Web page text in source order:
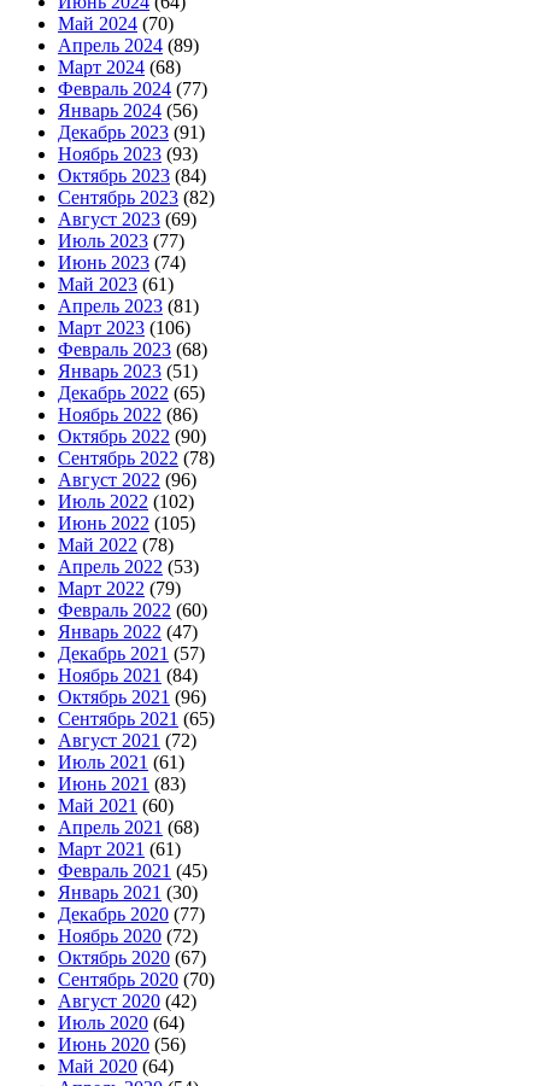
Май 2024 (70)
Апрель 2024 (89)
Март 2024 (68)
Февраль 2024 (77)
Январь 2024 (56)
Декабрь 2023 (91)
Ноябрь 2023 (93)
Октябрь 2023 (84)
Сентябрь 2023 (82)
Август 2023 (69)
Июль 2023 (77)
Июнь 2023 (74)
Май 2023 (61)
Апрель 2023 (81)
Март 2023 (106)
Февраль 2023 (68)
Январь 2023 (51)
Декабрь 2022 (65)
Ноябрь 2022 (86)
Октябрь 2022 (90)
Сентябрь 2022 (78)
Август 2022 (96)
Июль 2022 (102)
Июнь 2022 (105)
Май 2022 (78)
Апрель 2022 (53)
Март 2022 (79)
Февраль 2022 (60)
Январь 2022 (47)
Декабрь 2021 (57)
Ноябрь 2021 (84)
Октябрь 2021 (96)
Сентябрь 2021 (65)
Август 2021 (72)
Июль 2021 (61)
Июнь 2021 (83)
Май 2021 (60)
Апрель 2021 (68)
Март 2021 (61)
Февраль 2021 (45)
Январь 2021 (30)
Декабрь 2020 (77)
Ноябрь 2020 (72)
Октябрь 2020 (67)
Сентябрь 2020 (70)
Август 2020 (42)
Июль 2020 (64)
Июнь 2020 (56)
Май 2020 (64)